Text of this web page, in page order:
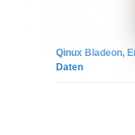
Qinux Bladeon,
Daten